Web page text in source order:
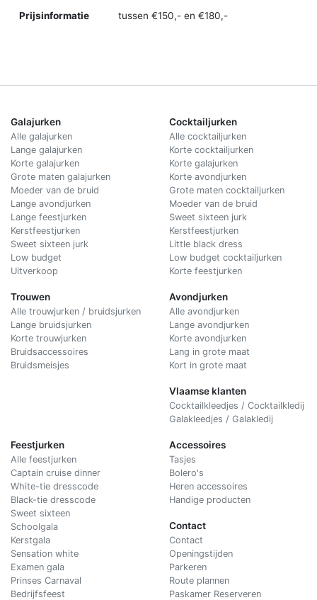
Prijsinformatie tussen €150,- en €180,-
Galajurken
Alle galajurken
Lange galajurken
Korte galajurken
Grote maten galajurken
Moeder van de bruid
Lange avondjurken
Lange feestjurken
Kerstfeestjurken
Sweet sixteen jurk
Low budget
Uitverkoop
Trouwen
Alle trouwjurken / bruidsjurken
Lange bruidsjurken
Korte trouwjurken
Bruidsaccessoires
Bruidsmeisjes
Cocktailjurken
Alle cocktailjurken
Korte cocktailjurken
Korte galajurken
Korte avondjurken
Grote maten cocktailjurken
Moeder van de bruid
Sweet sixteen jurk
Kerstfeestjurken
Little black dress
Low budget cocktailjurken
Korte feestjurken
Avondjurken
Alle avondjurken
Lange avondjurken
Korte avondjurken
Lang in grote maat
Kort in grote maat
Vlaamse klanten
Cocktailkleedjes / Cocktailkledij
Galakleedjes / Galakledij
Feestjurken
Alle feestjurken
Captain cruise dinner
White-tie dresscode
Black-tie dresscode
Sweet sixteen
Schoolgala
Kerstgala
Sensation white
Examen gala
Prinses Carnaval
Bedrijfsfeest
Accessoires
Tasjes
Bolero's
Heren accessoires
Handige producten
Contact
Contact
Openingstijden
Parkeren
Route plannen
Paskamer Reserveren